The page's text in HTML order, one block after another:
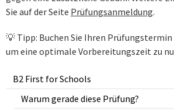
B2 First for Schools
Warum gerade diese Prüfung?
Sie auf der Seite Prüfungsanmeldung.
💡 Tipp: Buchen Sie Ihren
um eine optimale Vorbereitungszeit zu